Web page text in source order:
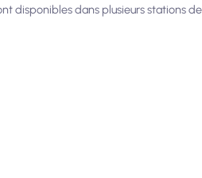
disponibles dans plusieurs stations